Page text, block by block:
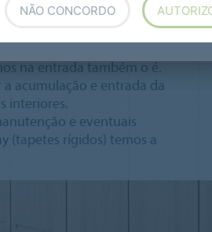
na entrada também o é.
acumulação e entrada da
interiores.
e eventuais
(tapetes rígidos) temos a
NÃO CONCORDO